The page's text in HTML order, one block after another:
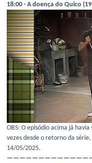
18:00 - A doença do Quico
OBS: O episódio acima já
vezes desde o retorno da
14/05/2025.